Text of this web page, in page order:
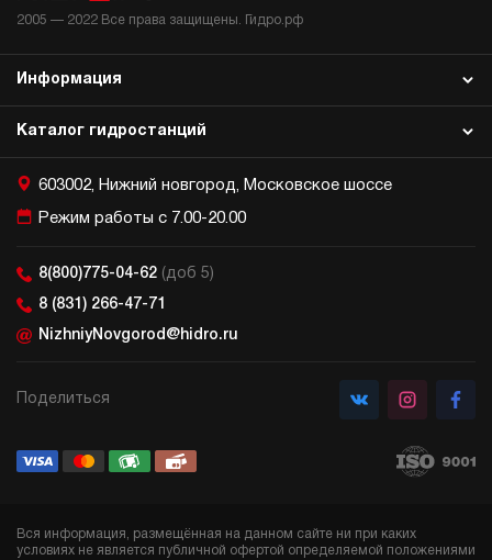
2005 — 2022 Все права защищены. Гидро.рф
Каталог гидростанций
Информация
603002, Нижний новгород, Московское шоссе
Режим работы с 7.00-20.00
8(800)775-04-62 (доб 5)
8 (831) 266-47-71
NizhniyNovgorod@hidro.ru
Поделиться
Вся информация, размещённая на данном сайте ни при каких
условиях не является публичной офертой определяемой положениями